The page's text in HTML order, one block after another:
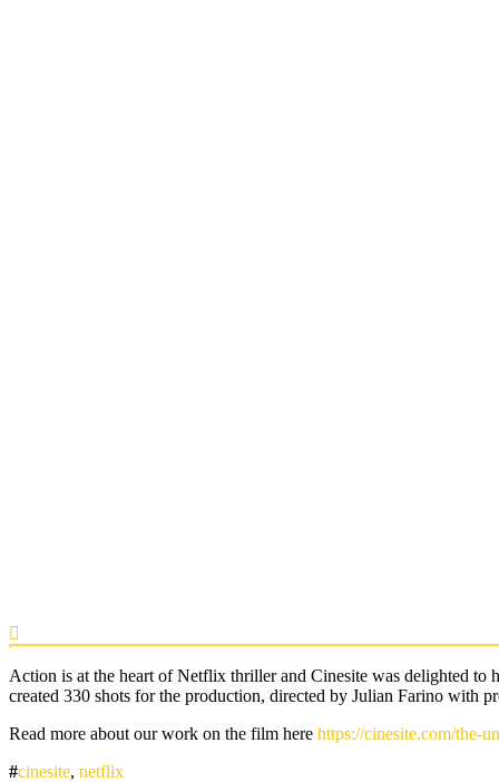
Action is at the heart of Netflix thriller and Cinesite was delighted to
created 330 shots for the production, directed by Julian Farino with
Read more about our work on the film here https://cinesite.com/the-
cinesite, netflix